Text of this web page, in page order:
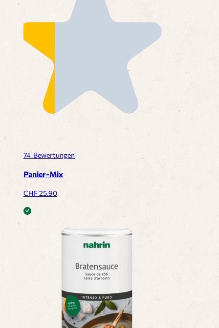
74 Bewertungen
Panier-Mix
CHF25.90